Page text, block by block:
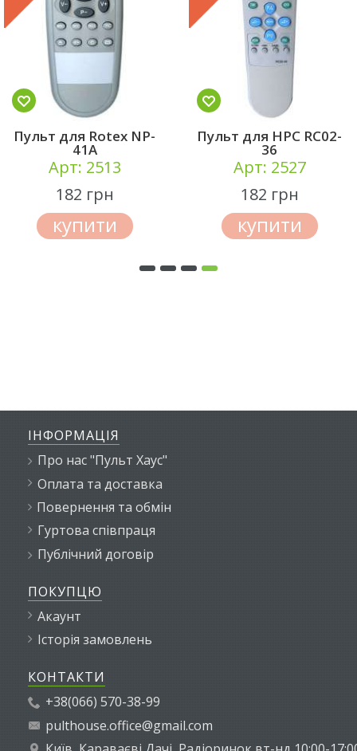
Пульт для Rotex NP-
41A
Арт: 2513
182 грн
купити
Пульт для HPC RC02-
36
Арт: 2527
182 грн
купити
ІНФОРМАЦІЯ
Про нас "Пульт Хаус"
Оплата та доставка
Повернення та обмін
Гуртова співпраця
Публічний договір
ПОКУПЦЮ
Акаунт
Історія замовлень
КОНТАКТИ
+38(066) 570-38-99
pulthouse.office@gmail.com